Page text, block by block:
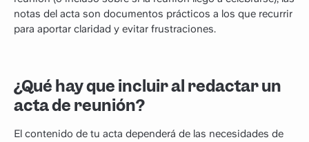
notas del acta son documentos prácticos a los que recurrir
para aportar claridad y evitar frustraciones.
¿Qué hay que incluir al redactar un
acta de reunión?
El contenido de tu acta dependerá de las necesidades de